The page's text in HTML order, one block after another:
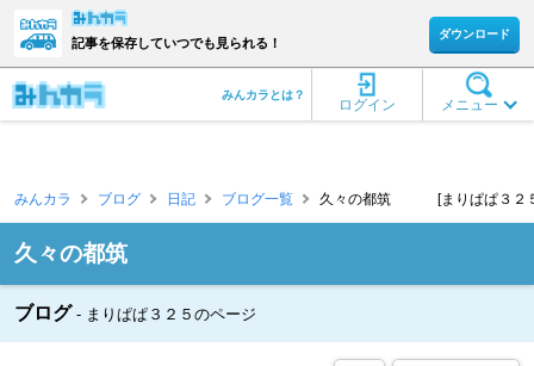
記事を保存していつでも見られる！
ダウンロード
メニュー
ログイン
みんカラとは？
みんカラ ブログ 日記 ブログ一覧 久々の都筑 [まりぱぱ３２
久々の都筑
ブログ まりぱぱ３２５のページ